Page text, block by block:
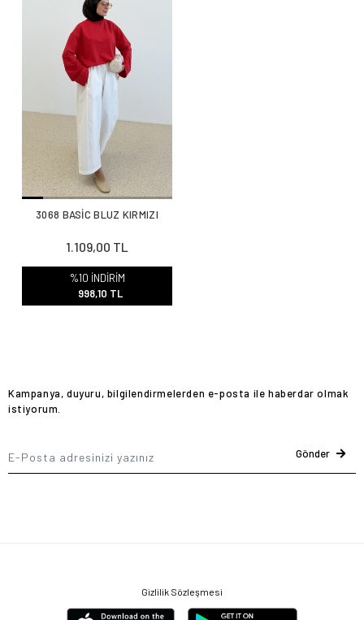
3068 BASİC BLUZ KIRMIZI
1.109,00 TL
%10 İNDİRİM
998,10 TL
Kampanya, duyuru, bilgilendirmelerden e-posta ile haberdar olmak
istiyorum.
Gönder
Gizlilik Sözleşmesi